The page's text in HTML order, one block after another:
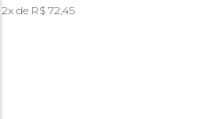
2x de R$ 72,45